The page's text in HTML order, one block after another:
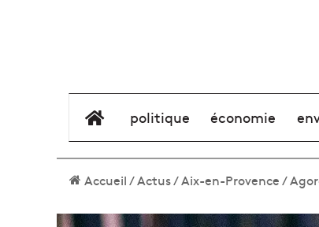
élément de menu
politique économie
Accueil/Actus/Aix-en-Provence/